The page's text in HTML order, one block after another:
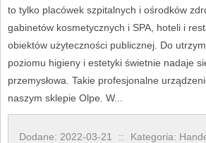
to tylko placówek szpitalnych i ośrodków
gabinetów kosmetycznych i SPA, hoteli i
obiektów użyteczności publicznej. Do
poziomu higieny i estetyki świetnie nadaje
przemysłowa. Takie profesjonalne
naszym sklepie Olpe. W...
Dodane: 2022-03-21 :: Kategoria: